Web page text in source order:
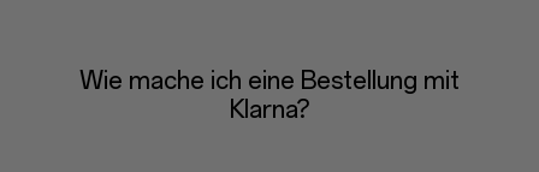
Wie mache ich eine Bestellung mit
Klarna?